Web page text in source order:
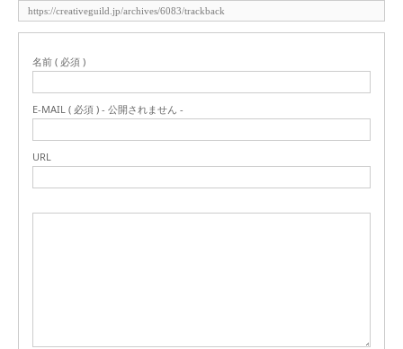
名前 ( 必須 )
E-MAIL ( 必須 ) - 公開されません -
URL